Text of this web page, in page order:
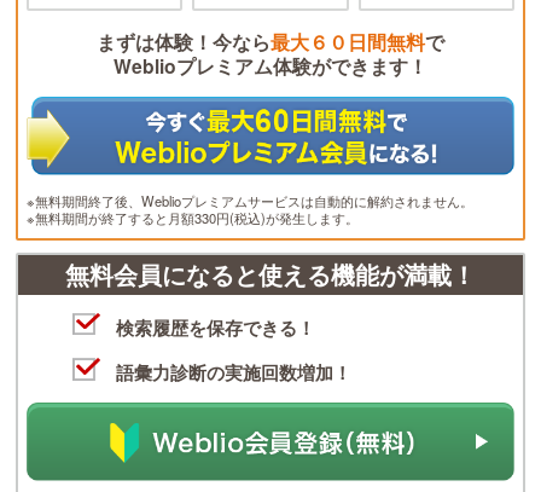
まずは体験！今なら最大６０日間無料で
Weblioプレミアム体験ができます！
※無料期間終了後、Weblioプレミアムサービスは自動的に解約されません。
※無料期間が終了すると月額330円(税込)が発生します。
無料会員になると使える機能が満載！
検索履歴を保存できる！
語彙力診断の実施回数増加！